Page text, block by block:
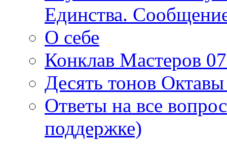
Единства.
О себе
Конклав Мастеров
Десять тонов
Ответы на все
поддержке)